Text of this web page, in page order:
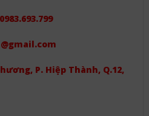
P. Hiệp Thành, Q.12,